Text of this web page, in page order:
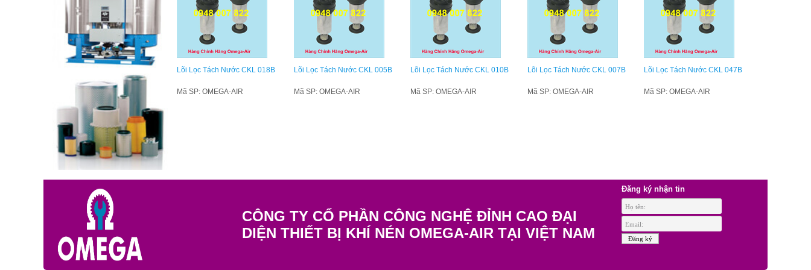
Lõi Lọc Tách Nước CKL 018B
Mã SP: OMEGA-AIR
Lõi Lọc Tách Nước CKL 005B
Mã SP: OMEGA-AIR
Lõi Lọc Tách Nước CKL 010B
Mã SP: OMEGA-AIR
Lõi Lọc Tách Nước CKL 007B
Mã SP: OMEGA-AIR
Lõi Lọc Tách Nước CKL 047B
Mã SP: OMEGA-AIR
CÔNG TY CỔ PHẦN CÔNG NGHỆ ĐỈNH CAO ĐẠI
DIỆN THIẾT BỊ KHÍ NÉN OMEGA-AIR TẠI VIỆT NAM
Đăng ký nhận tin